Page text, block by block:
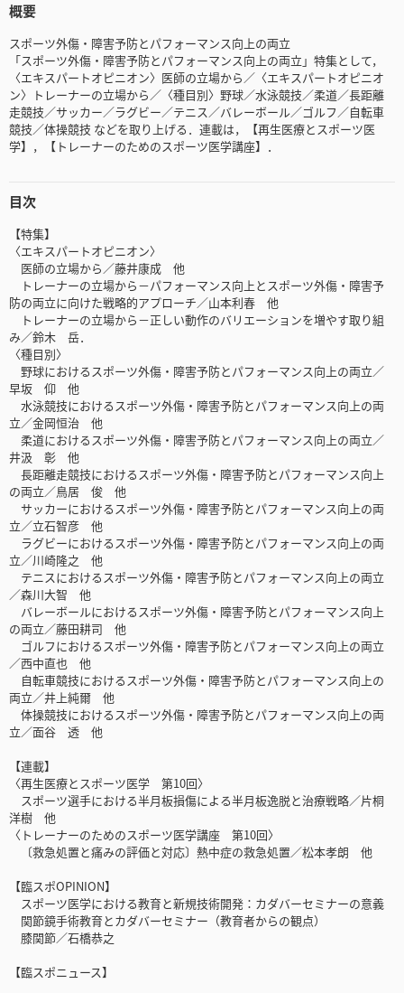
概要
スポーツ外傷・障害予防とパフォーマンス向上の両立
「スポーツ外傷・障害予防とパフォーマンス向上の両立」特集として，
〈エキスパートオピニオン〉医師の立場から／〈エキスパートオピニオ
ン〉トレーナーの立場から／〈種目別〉野球／水泳競技／柔道／長距離
走競技／サッカー／ラグビー／テニス／バレーボール／ゴルフ／自転車
競技／体操競技 などを取り上げる．連載は，【再生医療とスポーツ医
学】，【トレーナーのためのスポーツ医学講座】．
目次
【特集】
〈エキスパートオピニオン〉
医師の立場から／藤井康成 他
トレーナーの立場から－パフォーマンス向上とスポーツ外傷・障害予
防の両立に向けた戦略的アプローチ／山本利春 他
トレーナーの立場から－正しい動作のバリエーションを増やす取り組
み／鈴木 岳．
〈種目別〉
野球におけるスポーツ外傷・障害予防とパフォーマンス向上の両立／
早坂 仰 他
水泳競技におけるスポーツ外傷・障害予防とパフォーマンス向上の両
立／金岡恒治 他
柔道におけるスポーツ外傷・障害予防とパフォーマンス向上の両立／
井汲 彰 他
長距離走競技におけるスポーツ外傷・障害予防とパフォーマンス向上
の両立／鳥居 俊 他
サッカーにおけるスポーツ外傷・障害予防とパフォーマンス向上の両
立／立石智彦 他
ラグビーにおけるスポーツ外傷・障害予防とパフォーマンス向上の両
立／川崎隆之 他
テニスにおけるスポーツ外傷・障害予防とパフォーマンス向上の両立
／森川大智 他
バレーボールにおけるスポーツ外傷・障害予防とパフォーマンス向上
の両立／藤田耕司 他
ゴルフにおけるスポーツ外傷・障害予防とパフォーマンス向上の両立
／西中直也 他
自転車競技におけるスポーツ外傷・障害予防とパフォーマンス向上の
両立／井上純爾 他
体操競技におけるスポーツ外傷・障害予防とパフォーマンス向上の両
立／面谷 透 他
【連載】
〈再生医療とスポーツ医学 第10回〉
スポーツ選手における半月板損傷による半月板逸脱と治療戦略／片桐
洋樹 他
〈トレーナーのためのスポーツ医学講座 第10回〉
〔救急処置と痛みの評価と対応〕熱中症の救急処置／松本孝朗 他
【臨スポOPINION】
スポーツ医学における教育と新規技術開発：カダバーセミナーの意義
関節鏡手術教育とカダバーセミナー（教育者からの観点）
膝関節／石橋恭之
【臨スポニュース】